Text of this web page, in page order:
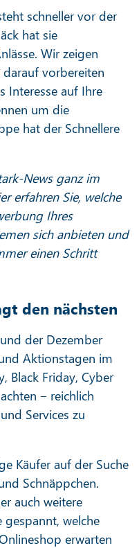
schneller vor der
hat sie
Wir zeigen
darauf vorbereiten
Interesse auf Ihre
um die
hat der Schnellere
News ganz im
erfahren Sie, welche
Ihres
sich anbieten und
einen Schritt
den nächsten
der Dezember
Aktionstagen im
Black Friday, Cyber
‒ reichlich
Services zu
Käufer auf der Suche
Schnäppchen.
auch weitere
gespannt, welche
erwarten